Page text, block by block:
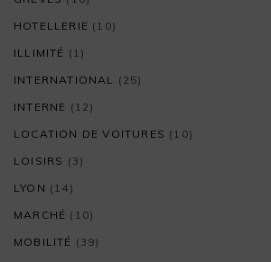
HOTELLERIE (10)
ILLIMITÉ (1)
INTERNATIONAL (25)
INTERNE (12)
LOCATION DE VOITURES (10)
LOISIRS (3)
LYON (14)
MARCHÉ (10)
MOBILITÉ (39)